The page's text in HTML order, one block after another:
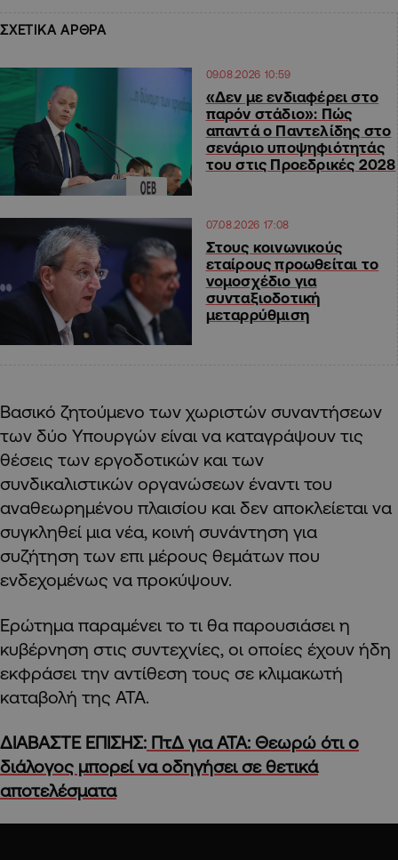
ΣΧΕΤΙΚΑ ΑΡΘΡΑ
09.08.2026 10:59
«Δεν με ενδιαφέρει στο
παρόν στάδιο»: Πώς
απαντά ο Παντελίδης στο
σενάριο υποψηφιότητάς
του στις Προεδρικές 2028
07.08.2026 17:08
Στους κοινωνικούς
εταίρους προωθείται το
νομοσχέδιο για
συνταξιοδοτική
μεταρρύθμιση
Βασικό ζητούμενο των χωριστών συναντήσεων
των δύο Υπουργών είναι να καταγράψουν τις
θέσεις των εργοδοτικών και των
συνδικαλιστικών οργανώσεων έναντι του
αναθεωρημένου πλαισίου και δεν αποκλείεται να
συγκληθεί μια νέα, κοινή συνάντηση για
συζήτηση των επι μέρους θεμάτων που
ενδεχομένως να προκύψουν.
Ερώτημα παραμένει το τι θα παρουσιάσει η
κυβέρνηση στις συντεχνίες, οι οποίες έχουν ήδη
εκφράσει την αντίθεση τους σε κλιμακωτή
καταβολή της ΑΤΑ.
ΔΙΑΒΑΣΤΕ ΕΠΙΣΗΣ: ΠτΔ για ΑΤΑ: Θεωρώ ότι ο
διάλογος μπορεί να οδηγήσει σε θετικά
αποτελέσματα